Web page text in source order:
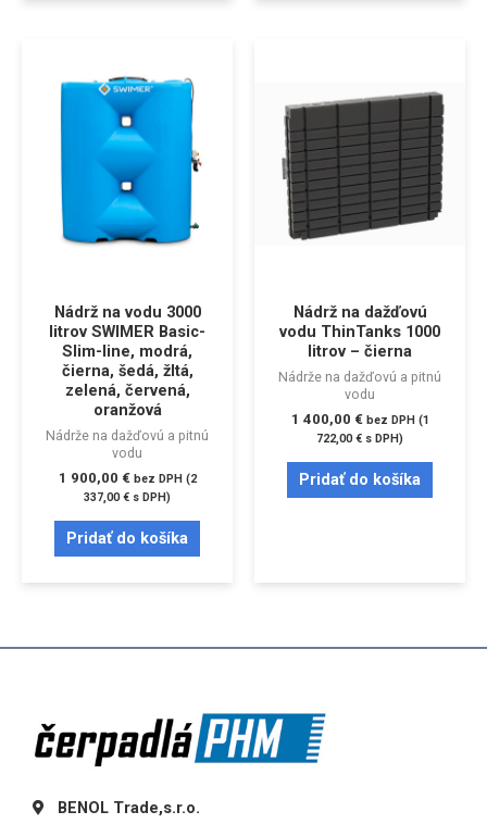
Nádrž na vodu 3000
litrov SWIMER Basic-
Slim-line, modrá,
čierna, šedá, žltá,
zelená, červená,
oranžová
Nádrže na dažďovú a pitnú
vodu
1 900,00 € bez DPH (2
337,00€ s DPH)
Pridať do košíka
Nádrž na dažďovú
vodu ThinTanks 1000
litrov – čierna
Nádrže na dažďovú a pitnú
vodu
1 400,00 € bez DPH (1
722,00€ s DPH)
Pridať do košíka
BENOL Trade,s.r.o.